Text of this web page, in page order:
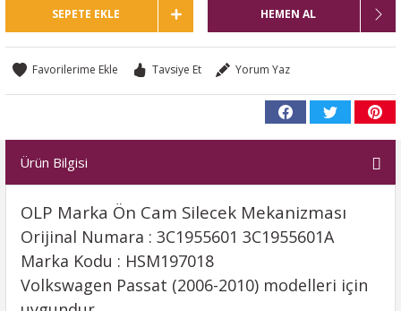
SEPETE EKLE HEMEN AL
Tavsiye Et Yorum Yaz
Ürün Bilgisi
OLP Marka Ön Cam Silecek Mekanizması
Orijinal Numara : 3C1955601 3C1955601A
Marka Kodu : HSM197018
Volkswagen Passat (2006-2010) modelleri için